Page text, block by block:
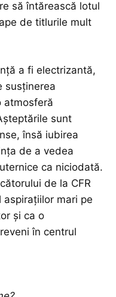
să întărească lotul
de titlurile mult
a fi electrizantă,
susținerea
atmosferă
sunt
însă iubirea
de a vedea
ca niciodată.
de la CFR
aspirațiilor mari pe
și ca o
în centrul